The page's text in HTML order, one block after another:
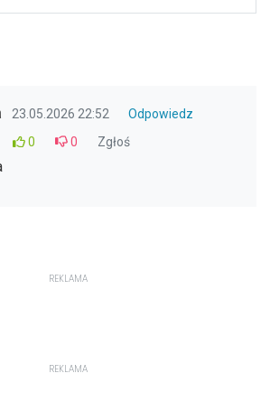
23.05.2026 22:52
Odpowiedz
0 0 Zgłoś
REKLAMA
REKLAMA